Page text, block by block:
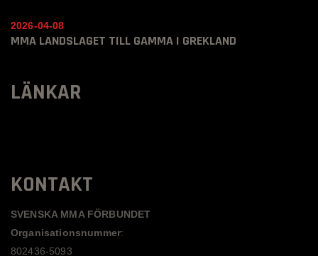
MMA LANDSLAGET TILL GAMMA I GREKLAND
2026-04-08
LÄNKAR
KONTAKT
SVENSKA MMA FÖRBUNDET
Organisationsnummer:
802436-5093